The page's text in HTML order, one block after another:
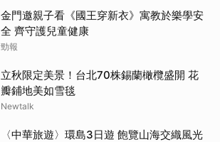
金門邀親子看《國王穿新衣》寓教於樂學安
全 齊守護兒童健康
勁報
立秋限定美景！台北70株錫蘭橄欖盛開 花
瓣鋪地美如雪毯
Newtalk
〈中華旅遊〉環島3日遊 飽覽山海交織風光